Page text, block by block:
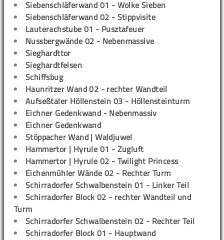
Siebenschläferwand 01 - Wolke Sieben
Siebenschläferwand 02 - Stippvisite
Lauterachstube 01 - Pusztafeuer
Nussbergwände 02 - Nebenmassive
Sieghardttor
Sieghardtfelsen
Schiffsbug
Haunritzer Wand 02 - rechter Wandteil
Aufseßtaler Höllenstein 03 - Höllensteinturm
Eichner Gedenkwand - Nebenmassiv
Eichner Gedenkwand
Stöppacher Wand | Waldjuwel
Hammertor | Hyrule 01 - Zugluft
Hammertor | Hyrule 02 - Twilight Princess
Eichenmühler Wände 02 - Rechter Turm
Schirradorfer Schwalbenstein 01 - Linker Teil
Schirradorfer Block 02 - rechter Wandteil und
Turm
Schirradorfer Schwalbenstein 02 - Rechter Teil
Schirradorfer Block 01 - Hauptwand